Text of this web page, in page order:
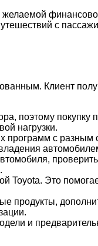
с
Клиент
поэтому
нагрузки.
программ с
Toyota. Это
продукты,
и